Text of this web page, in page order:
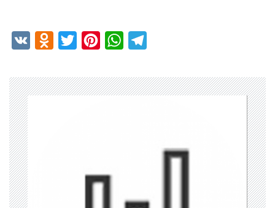
VK Odnoklassniki
TwitterPinterestWhatsApp